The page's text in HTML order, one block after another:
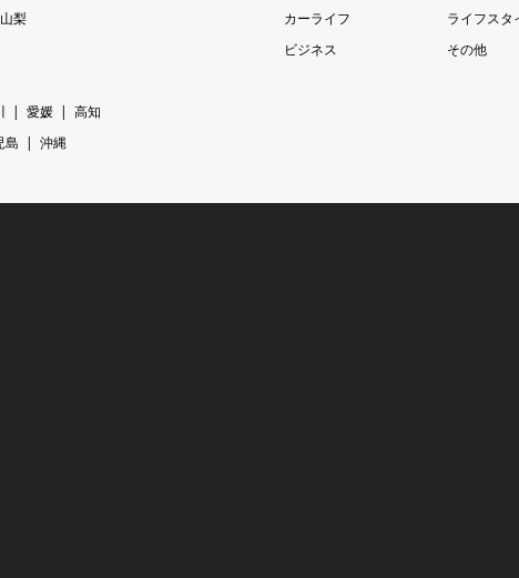
山梨
愛媛
高知
島 沖縄
カーライフ
ライフスタ
ビジネス
その他